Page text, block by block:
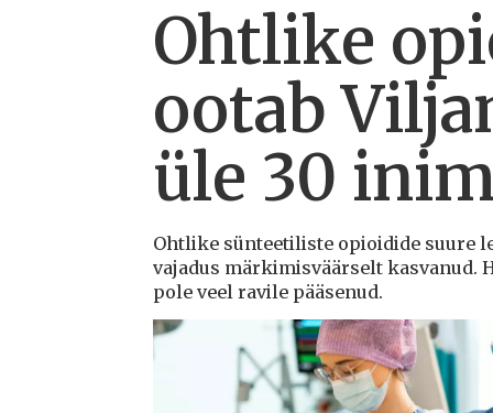
Ohtlike
ootab
üle 30
Ohtlike sünteetiliste opioidide suure
vajadus märkimisväärselt kasvanud.
pole veel ravile pääsenud.